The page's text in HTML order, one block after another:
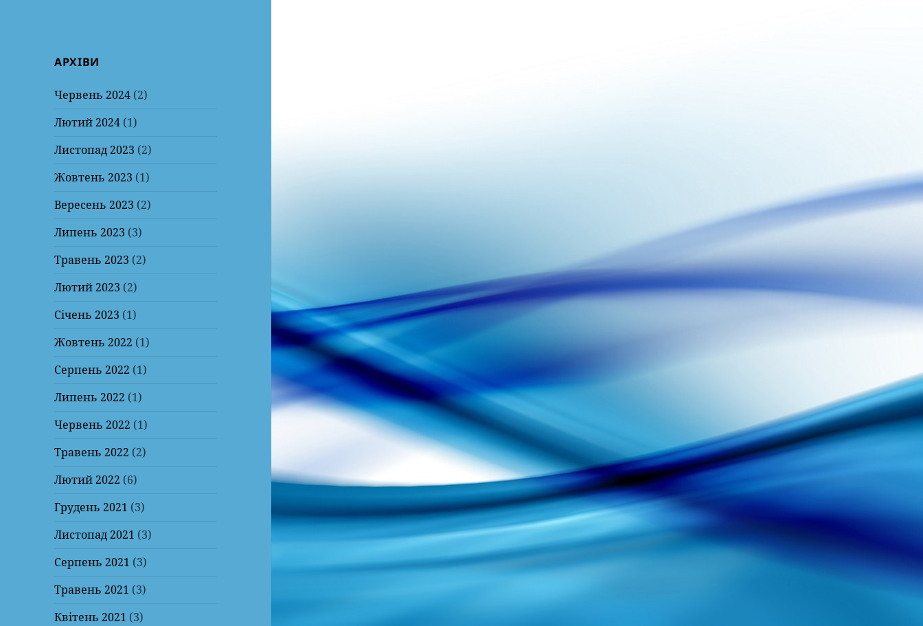
АРХІВИ
Червень 2024 (2)
Лютий 2024 (1)
Листопад 2023 (2)
Жовтень 2023 (1)
Вересень 2023 (2)
Липень 2023 (3)
Травень 2023 (2)
Лютий 2023 (2)
Січень 2023 (1)
Жовтень 2022 (1)
Серпень 2022 (1)
Липень 2022 (1)
Червень 2022 (1)
Травень 2022 (2)
Лютий 2022 (6)
Грудень 2021 (3)
Листопад 2021 (3)
Серпень 2021 (3)
Травень 2021 (3)
Квітень 2021 (3)